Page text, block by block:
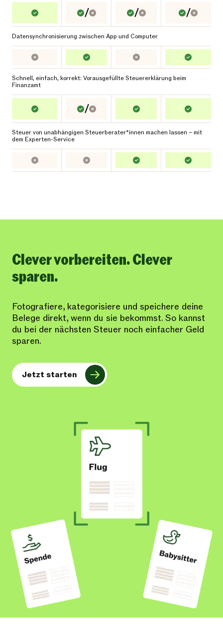
/ / /
Datensynchronisierung zwischen App und Computer
Schnell, einfach, korrekt: Vorausgefüllte Steuererklärung beim
Finanzamt
/
Steuer von unabhängigen Steuerberater*innen machen lassen – mit
dem Experten-Service
Clever vorbereiten. Clever
sparen.
Fotografiere, kategorisiere und speichere deine
Belege direkt, wenn du sie bekommst. So kannst
du bei der nächsten Steuer noch einfacher Geld
sparen.
Jetzt starten